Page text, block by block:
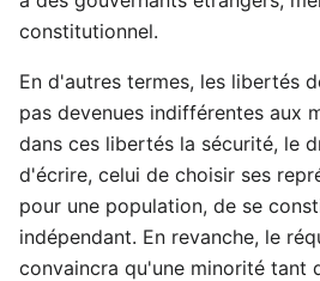
constitutionnel.
En d'autres termes, les libertés
pas devenues indifférentes aux
dans ces libertés la sécurité, le
d'écrire, celui de choisir ses
pour une population, de se
indépendant. En revanche, le
convaincra qu'une minorité tant